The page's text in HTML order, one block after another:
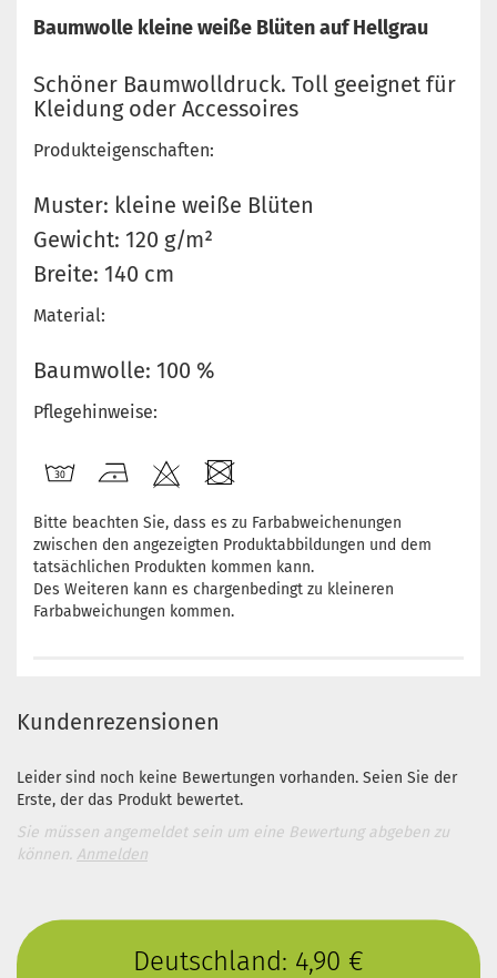
Baumwolle kleine weiße Blüten auf Hellgrau
Schöner Baumwolldruck. Toll geeignet für
Kleidung oder Accessoires
Produkteigenschaften:
Muster: kleine weiße Blüten
Gewicht: 120 g/m²
Breite: 140 cm
Material:
Baumwolle: 100 %
Pflegehinweise:
Bitte beachten Sie, dass es zu Farbabweichenungen
zwischen den angezeigten Produktabbildungen und dem
tatsächlichen Produkten kommen kann.
Des Weiteren kann es chargenbedingt zu kleineren
Farbabweichungen kommen.
Kundenrezensionen
Leider sind noch keine Bewertungen vorhanden. Seien Sie der
Erste, der das Produkt bewertet.
Sie müssen angemeldet sein um eine Bewertung abgeben zu
können. Anmelden
Deutschland: 4,90 €